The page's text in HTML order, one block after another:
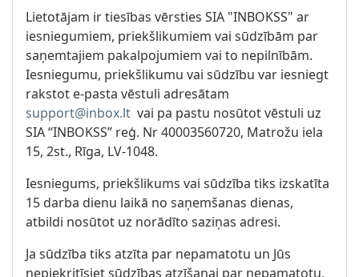
Lietotājam ir tiesības vērsties SIA "INBOKSS" ar
iesniegumiem, priekšlikumiem vai sūdzībām par
saņemtajiem pakalpojumiem vai to nepilnībām.
Iesniegumu, priekšlikumu vai sūdzību var iesniegt
rakstot e-pasta vēstuli adresātam
support@inbox.lt vai pa pastu nosūtot vēstuli uz
SIA “INBOKSS” reģ. Nr 40003560720, Matrožu iela
15, 2st., Rīga, LV-1048.
Iesniegums, priekšlikums vai sūdzība tiks izskatīta
15 darba dienu laikā no saņemšanas dienas,
atbildi nosūtot uz norādīto saziņas adresi.
Ja sūdzība tiks atzīta par nepamatotu un Jūs
nepiekritīsiet sūdzības atzīšanai par nepamatotu,